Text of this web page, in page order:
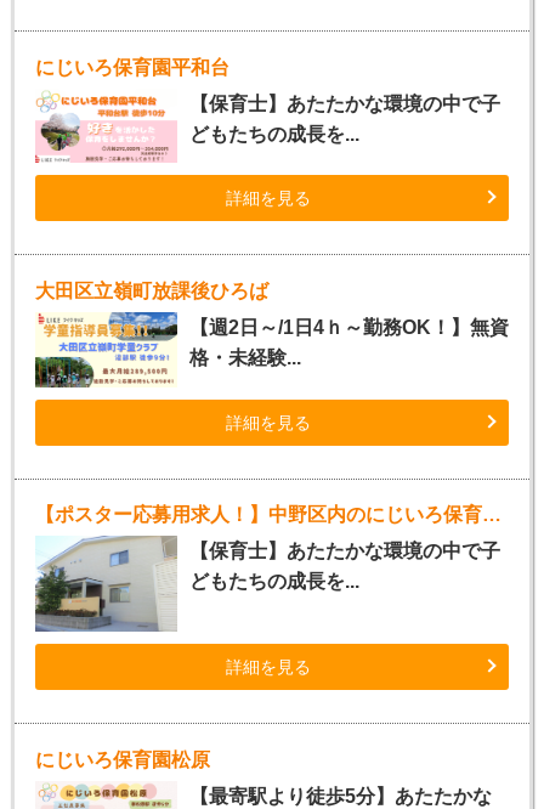
にじいろ保育園平和台
【保育士】あたたかな環境の中で子
どもたちの成長を...
詳細を見る
大田区立嶺町放課後ひろば
【週2日～/1日4ｈ～勤務OK！】無資
格・未経験...
詳細を見る
【ポスター応募用求人！】中野区内のにじいろ保育園（パート）
【保育士】あたたかな環境の中で子
どもたちの成長を...
詳細を見る
にじいろ保育園松原
【最寄駅より徒歩5分】あたたかな